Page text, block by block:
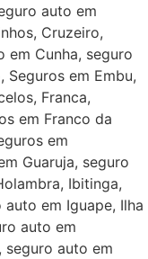
auto em
Cruzeiro,
em Cunha, seguro
Seguros em Embu,
Franca,
em Franco da
em
Guaruja, seguro
Ibitinga,
em Iguape, Ilha
auto em
seguro auto em